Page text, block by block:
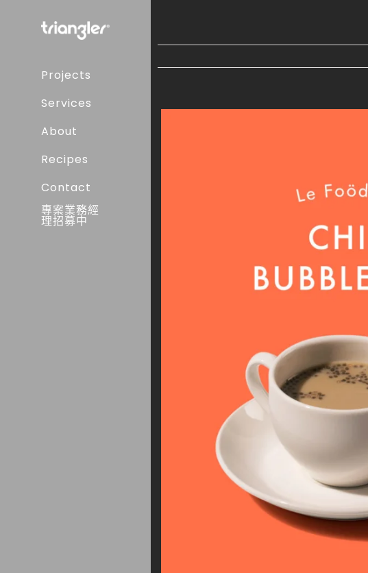
Projects
Services
About
Recipes
Contact
專案業務經
理招募中